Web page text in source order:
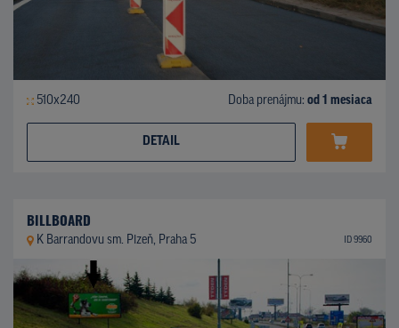
510x240 Doba prenájmu: od 1 mesiaca
DETAIL
BILLBOARD
K Barrandovu sm. Plzeň, Praha 5 ID 9960